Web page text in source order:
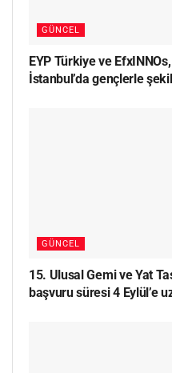
GÜNCEL
EYP Türkiye ve
İstanbul’da gençlerle
GÜNCEL
15. Ulusal Gemi ve Yat
başvuru süresi 4 Eylül’e